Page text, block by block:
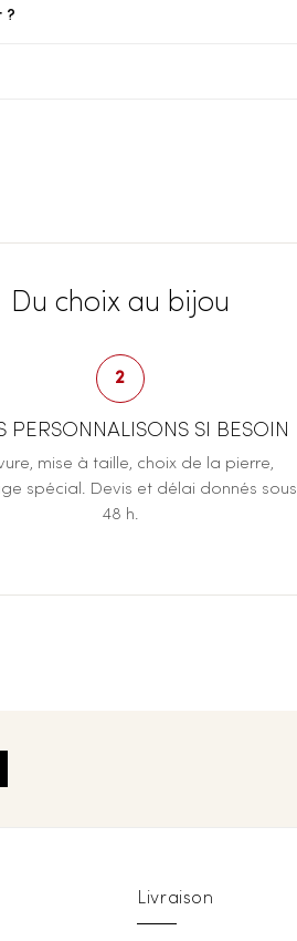
?
Du choix au bijou
2
PERSONNALISONS SI BESOIN
mise à taille, choix de la pierre,
spécial. Devis et délai donnés sous
48 h.
Livraison